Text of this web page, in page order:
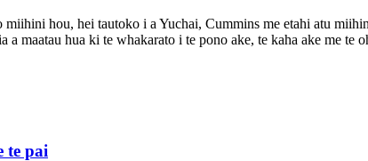
hou, hei tautoko i a Yuchai, Cummins me etahi atu
maatau hua ki te whakarato i te pono ake, te kaha ake me
te pai